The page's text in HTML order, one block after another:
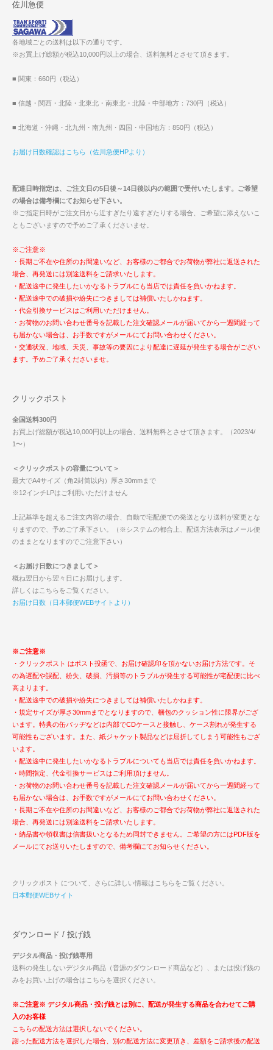
佐川急便
各地域ごとの送料は以下の通りです。
※お買上げ総額が税込10,000円以上の場合、送料無料とさせて頂きます。
■ 関東：660円（税込）
■ 信越・関西・北陸・北東北・南東北・北陸・中部地方：730円（税込）
■ 北海道・沖縄・北九州・南九州・四国・中国地方：850円（税込）
お届け日数確認はこちら（佐川急便HPより）
配達日時指定は、ご注文日の5日後～14日後以内の範囲で受付いたします。ご希望
の場合は備考欄にてお知らせ下さい。
※ご指定日時がご注文日から近すぎたり遠すぎたりする場合、ご希望に添えないこ
ともございますので予めご了承くださいませ。
※ご注意※
・長期ご不在や住所のお間違いなど、お客様のご都合でお荷物が弊社に返送された
場合、再発送には別途送料をご請求いたします。
・配送途中に発生したいかなるトラブルにも当店では責任を負いかねます。
・配送途中での破損や紛失につきましては補償いたしかねます。
・代金引換サービスはご利用いただけません。
・お荷物のお問い合わせ番号を記載した注文確認メールが届いてから一週間経って
も届かない場合は、お手数ですがメールにてお問い合わせください。
・交通状況、地域、天災、事故等の要因により配達に遅延が発生する場合がござい
ます。予めご了承くださいませ。
クリックポスト
全国送料300円
お買上げ総額が税込10,000円以上の場合、送料無料とさせて頂きます。（2023/4/
1〜）
＜クリックポストの容量について＞
最大でA4サイズ（角2封筒以内）厚さ30mmまで
※12インチLPはご利用いただけません
上記基準を超えるご注文内容の場合、自動で宅配便での発送となり送料が変更とな
りますので、予めご了承下さい。（※システムの都合上、配送方法表示はメール便
のままとなりますのでご注意下さい）
＜お届け日数につきまして＞
概ね翌日から翌々日にお届けします。
詳しくはこちらをご覧ください。
お届け日数（日本郵便WEBサイトより）
※ご注意※
・クリックポスト はポスト投函で、お届け確認印を頂かないお届け方法です。そ
の為遅配や誤配、紛失、破損、汚損等のトラブルが発生する可能性が宅配便に比べ
高まります。
・配送途中での破損や紛失につきましては補償いたしかねます。
・規定サイズが厚さ30mmまでとなりますので、梱包のクッション性に限界がござ
います。特典の缶バッヂなどは内部でCDケースと接触し、ケース割れが発生する
可能性もございます。また、紙ジャケット製品などは屈折してしまう可能性もござ
います。
・配送途中に発生したいかなるトラブルについても当店では責任を負いかねます。
・時間指定、代金引換サービスはご利用頂けません。
・お荷物のお問い合わせ番号を記載した注文確認メールが届いてから一週間経って
も届かない場合は、お手数ですがメールにてお問い合わせください。
・長期ご不在や住所のお間違いなど、お客様のご都合でお荷物が弊社に返送された
場合、再発送には別途送料をご請求いたします。
・納品書や領収書は信書扱いとなるため同封できません。ご希望の方にはPDF版を
メールにてお送りいたしますので、備考欄にてお知らせください。
クリックポスト について、さらに詳しい情報はこちらをご覧ください。
日本郵便WEBサイト
ダウンロード / 投げ銭
デジタル商品・投げ銭専用
送料の発生しないデジタル商品（音源のダウンロード商品など）、または投げ銭の
みをお買い上げの場合はこちらを選択ください。
※ご注意※ デジタル商品・投げ銭とは別に、配送が発生する商品を合わせてご購
入のお客様
こちらの配送方法は選択しないでください。
謝った配送方法を選択した場合、別の配送方法に変更頂き、差額をご請求後の配送